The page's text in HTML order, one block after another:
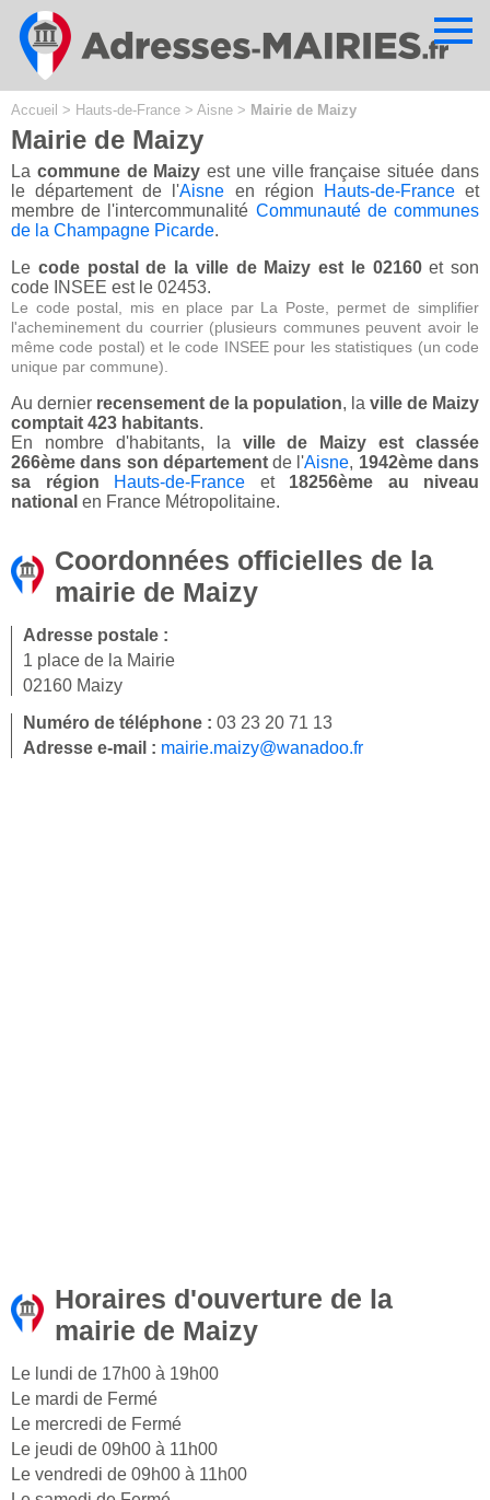
Accueil > Hauts-de-France > Aisne > Mairie de Maizy
Mairie de Maizy
La commune de Maizy est une ville française située dans
le département de l'Aisne en région Hauts-de-Franceet
membre de l'intercommunalité Communauté de communes
de la Champagne Picarde.
Le code postal de la ville de Maizy est le 02160et son
code INSEE est le 02453.
Le code postal, mis en place par La Poste, permet de simplifier
l'acheminement du courrier (plusieurs communes peuvent avoir le
même code postal) et le code INSEE pour les statistiques (un code
unique par commune).
Au dernier recensement de la population, la ville de Maizy
comptait 423 habitants.
En nombre d'habitants, la ville de Maizy est classée
266ème dans son départementde l'Aisne, 1942ème dans
sa région
Hauts-de-France et 18256ème au niveau
national en France Métropolitaine.
Coordonnées officielles de la
mairie de Maizy
Adresse postale :
1 place de la Mairie
02160 Maizy
Numéro de téléphone : 03 23 20 71 13
Adresse e-mail : mairie.maizy@wanadoo.fr
Horaires d'ouverture de la
mairie de Maizy
Le lundi de 17h00 à 19h00
Le mardi de Fermé
Le mercredi de Fermé
Le jeudi de 09h00 à 11h00
Le vendredi de 09h00 à 11h00
Cookies management panel